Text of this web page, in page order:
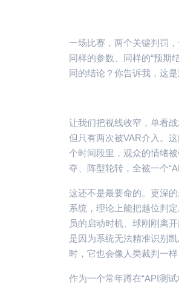
一场比赛，两个关键判罚
同样的参数、同样的“预期
同的结论？你告诉我，这
让我们把视线收窄，单看
但只有两次被VAR介入。
个时间段里，观众的情绪
夺、阵型轮转，全被一个
这还不是最要命的。更深
系统，理论上能把越位判
员的启动时机、球刚刚离
是因为系统无法精准识别
时，它也会像人类裁判一样
作为一个常年蹲在“API测